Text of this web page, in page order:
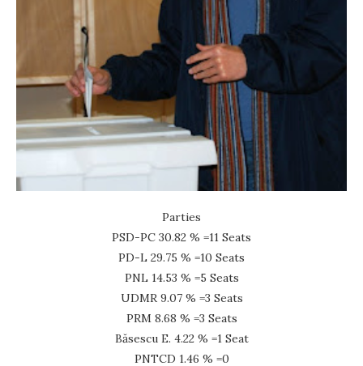
Parties
PSD-PC 30.82 % =11 Seats
PD-L 29.75 % =10 Seats
PNL 14.53 % =5 Seats
UDMR 9.07 % =3 Seats
PRM 8.68 % =3 Seats
Băsescu E. 4.22 % =1 Seat
PNTCD 1.46 % =0